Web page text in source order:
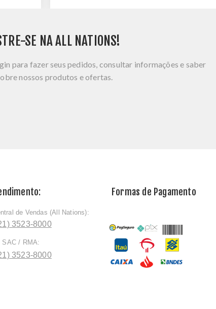
SE NA ALL NATIONS!
para fazer seus pedidos, consultar informações e saber
nossos produtos e ofertas.
de Vendas (All Nations):
3523-8000
SAC / RMA:
3523-8000
Formas de Pagamento